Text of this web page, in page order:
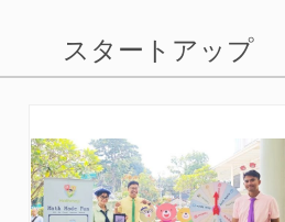
スタートアップ